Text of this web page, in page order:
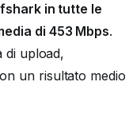
in tutte le
di 453 Mbps.
di upload,
un risultato medio